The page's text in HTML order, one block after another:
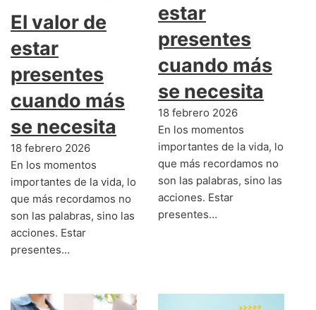
El valor de
estar
presentes
cuando más
se necesita
18 febrero 2026
En los momentos
importantes de la vida, lo
que más recordamos no
son las palabras, sino las
acciones. Estar
presentes…
estar
presentes
cuando más
se necesita
18 febrero 2026
En los momentos
importantes de la vida, lo
que más recordamos no
son las palabras, sino las
acciones. Estar
presentes…